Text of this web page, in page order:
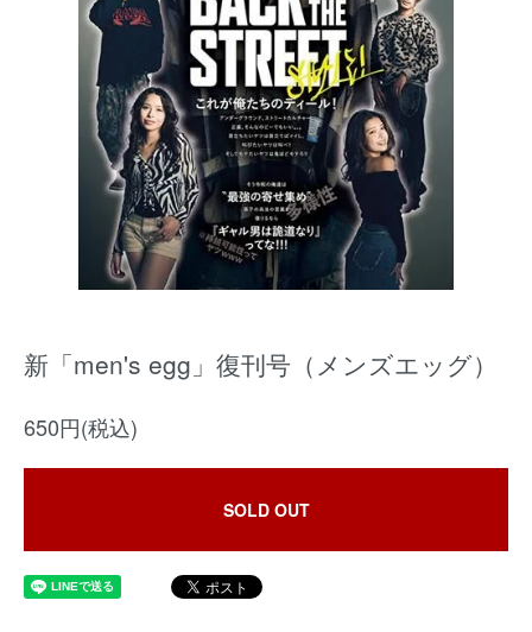
新「men's egg」復刊号（メンズエッグ）
650円(税込)
SOLD OUT